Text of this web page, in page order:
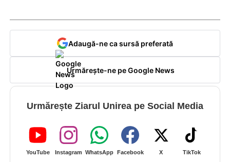
Adaugă-ne ca sursă preferată
Urmărește-ne pe Google News
Urmărește Ziarul Unirea pe Social Media
YouTube Instagram WhatsApp Facebook X TikTok